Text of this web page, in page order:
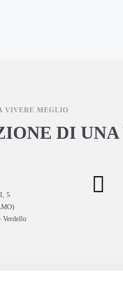
VIVERE MEGLIO
DI
5
Verdello